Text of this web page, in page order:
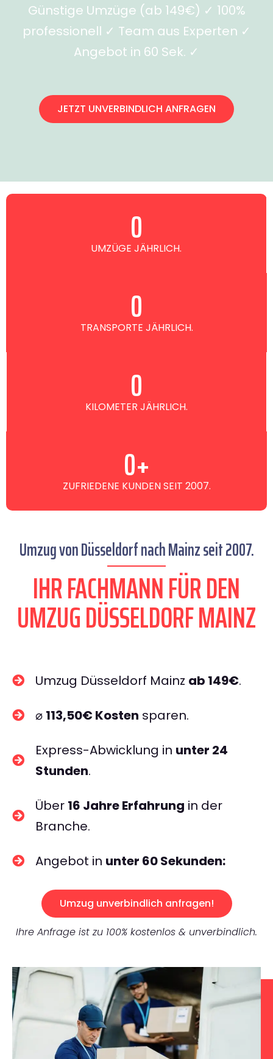
Günstige Umzüge (ab 149€) ✓ 100%
professionell ✓ Team aus Experten ✓
Angebot in 60 Sek. ✓
JETZT UNVERBINDLICH ANFRAGEN
UMZÜGE JÄHRLICH.
0
TRANSPORTE JÄHRLICH.
0
KILOMETER JÄHRLICH.
0
ZUFRIEDENE KUNDEN SEIT 2007.
0+
Umzug von Düsseldorf nach Mainz seit 2007.
IHR FACHMANN FÜR DEN
UMZUG DÜSSELDORF MAINZ
Umzug Düsseldorf Mainz ab 149€.
⌀ 113,50€ Kosten sparen.
Express-Abwicklung in unter 24
Stunden.
Über 16 Jahre Erfahrung in der
Branche.
Angebot in unter 60 Sekunden:
Umzug unverbindlich anfragen!
Ihre Anfrage ist zu 100% kostenlos & unverbindlich.